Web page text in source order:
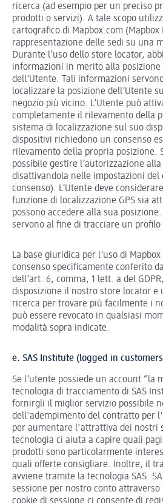
ricerca (ad esempio per un preciso
prodotti o servizi). A tale scopo
cartografico di Mapbox.com (Mapbox
rappresentazione delle sedi su una
Durante l’uso dello store locator,
informazioni in merito alla posizione
dell’Utente. Tali informazioni
localizzare la posizione dell’Utente
negozio più vicino. L’Utente può
completamente il rilevamento della
sistema di localizzazione sul suo
dispositivi richiedono un consenso
rilevamento della propria posizione.
possibile gestire l’autorizzazione
disattivandola nelle impostazioni del
consenso). L’Utente deve
funzione di localizzazione GPS sia
possono accedere alla sua
servono al fine di tracciare un
La base giuridica per l’uso di
consenso specificamente conferito
dell’art. 6, comma, 1 lett. a del
disposizione il nostro store locator
ricerca per trovare più facilmente i
può essere revocato in qualsiasi
modalità sopra indicate.
e. SAS Institute (logged in
Se l’utente possiede un account “la
tecnologia di tracciamento di SAS
fornirgli il miglior servizio possibile
dell'adempimento del contratto per
per aumentare l'attrattiva dei nostri
tecnologia ci aiuta a capire quali
prodotti sono particolarmente
quali offerte consigliare. Inoltre, il
avviene tramite la tecnologia SAS.
sessione per nostro conto
cookie di sessione ci consente di